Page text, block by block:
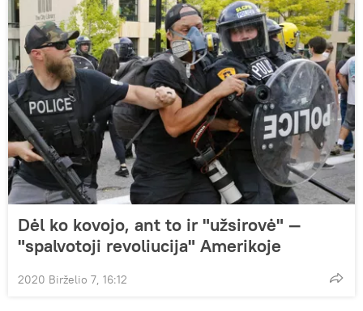
Dėl ko kovojo, ant to ir "užsirovė" —
"spalvotoji revoliucija" Amerikoje
2020 Birželio 7, 16:12